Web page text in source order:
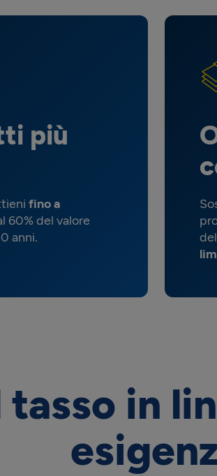
più
fino a
60% del valore
anni.
in